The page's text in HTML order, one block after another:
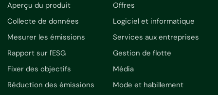
Aperçu du produit
Collecte de données
Mesurer les émissions
Rapport sur l'ESG
Fixer des objectifs
Réduction des émissions
Offres
Logiciel et informatique
Services aux entreprises
Gestion de flotte
Média
Mode et habillement